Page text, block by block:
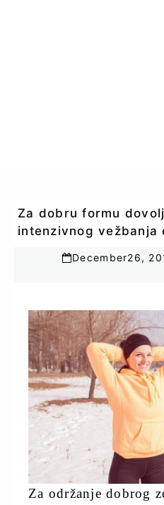
Za dobru formu
intenzivnog vežbanja
December26,
Za održanje dobrog